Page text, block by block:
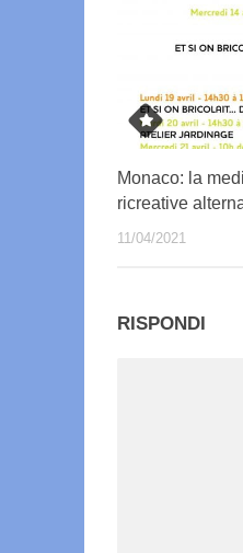
Monaco: la
ricreative
11/04/2021
RISPONDI